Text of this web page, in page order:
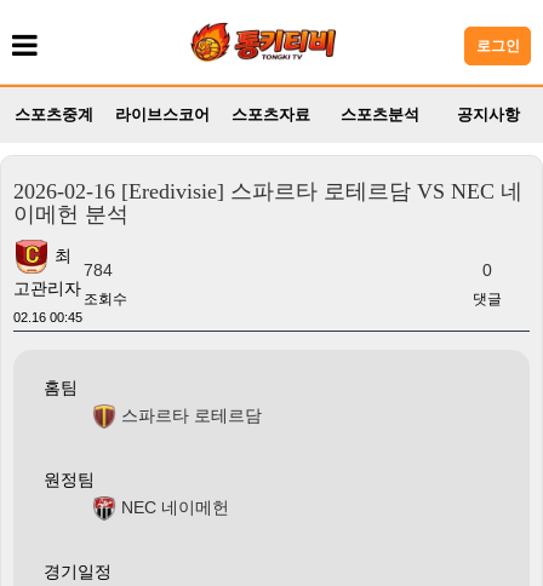
로그인
스포츠중계 라이브스코어 스포츠자료 스포츠분석 공지사항
2026-02-16 [Eredivisie] 스파르타 로테르담 VS NEC 네
이메헌 분석
최
고관리자
02.16 00:45
784
조회수
0
댓글
홈팀
스파르타 로테르담
원정팀
NEC 네이메헌
경기일정